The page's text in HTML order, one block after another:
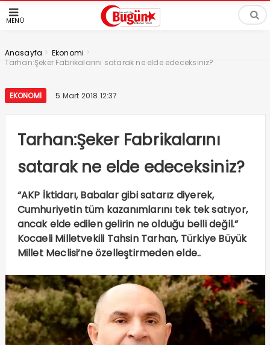
MENÜ
Anasayfa > Ekonomi >
Tarhan:Şeker Fabrikalarını satarak ne elde edeceksiniz?
EKONOMI 5 Mart 2018 12:37
Tarhan:Şeker Fabrikalarını
satarak ne elde edeceksiniz?
“AKP İktidarı, Babalar gibi satarız diyerek,
Cumhuriyetin tüm kazanımlarını tek tek satıyor,
ancak elde edilen gelirin ne olduğu belli değil.”
Kocaeli Milletvekili Tahsin Tarhan, Türkiye Büyük
Millet Meclisi’ne özelleştirmeden elde..